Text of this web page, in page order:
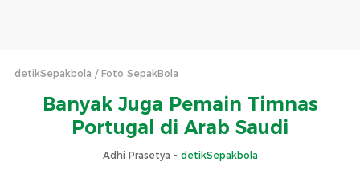
detikSepakbola Foto SepakBola
Banyak Juga Pemain Timnas
Portugal di Arab Saudi
Adhi Prasetya - detikSepakbola